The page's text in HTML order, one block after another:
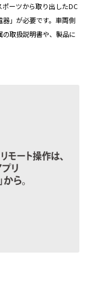
ーツから取り出したDC
器」が必要です。車両側
取扱説明書や、製品に